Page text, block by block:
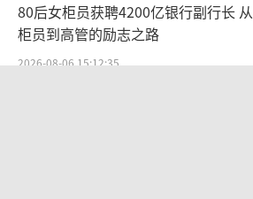
80后女柜员获聘4200亿银行副行长 从
柜员到高管的励志之路
2026-08-06 15:12:35